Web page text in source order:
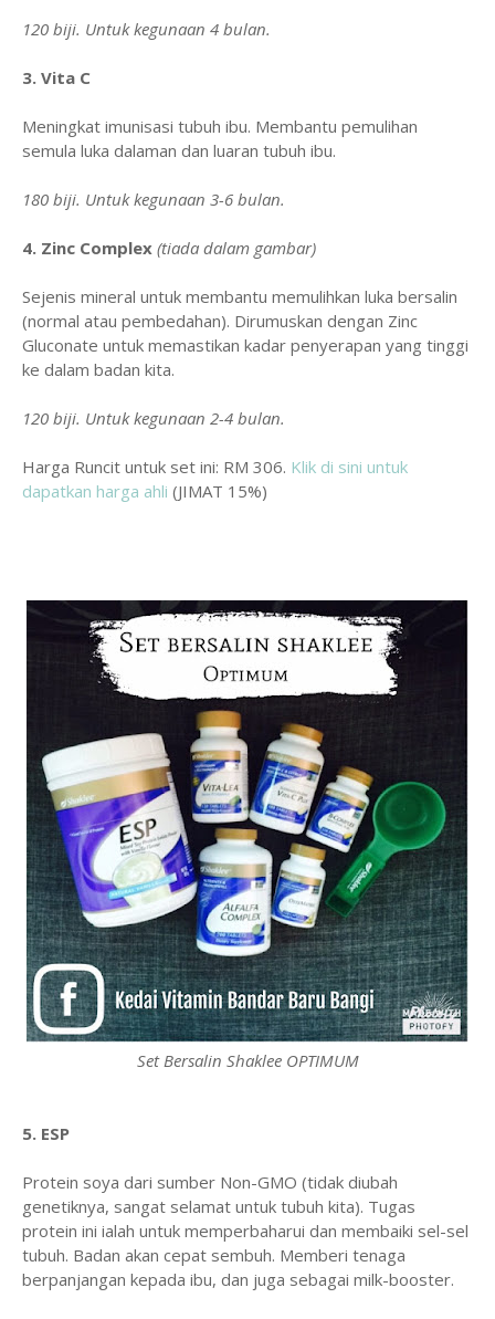
120 biji. Untuk kegunaan 4 bulan.
3. Vita C
Meningkat imunisasi tubuh ibu. Membantu pemulihan
semula luka dalaman dan luaran tubuh ibu.
180 biji. Untuk kegunaan 3-6 bulan.
4. Zinc Complex (tiada dalam gambar)
Sejenis mineral untuk membantu memulihkan luka bersalin
(normal atau pembedahan). Dirumuskan dengan Zinc
Gluconate untuk memastikan kadar penyerapan yang tinggi
ke dalam badan kita.
120 biji. Untuk kegunaan 2-4 bulan.
Harga Runcit untuk set ini: RM 306. Klik di sini untuk
dapatkan harga ahli (JIMAT 15%)
Set Bersalin Shaklee OPTIMUM
5. ESP
Protein soya dari sumber Non-GMO (tidak diubah
genetiknya, sangat selamat untuk tubuh kita). Tugas
protein ini ialah untuk memperbaharui dan membaiki sel-sel
tubuh. Badan akan cepat sembuh. Memberi tenaga
berpanjangan kepada ibu, dan juga sebagai milk-booster.